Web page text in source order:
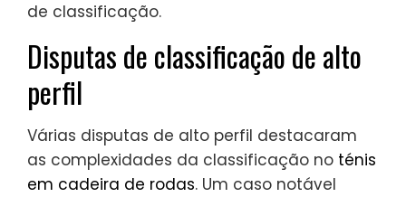
de classificação.
Disputas de classificação de alto
perfil
Várias disputas de alto perfil destacaram
as complexidades da classificação no ténis
em cadeira de rodas. Um caso notável